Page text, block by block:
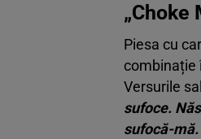
„Choke
Piesa cu
combinație
Versurile
sufoce.
sufocă-